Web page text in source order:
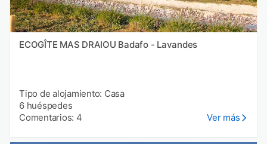
ECOGÎTE MAS DRAIOU Badafo - Lavandes
Tipo de alojamiento: Casa
6 huéspedes
Comentarios: 4
Ver más